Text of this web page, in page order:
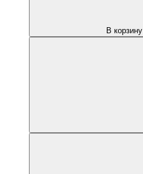
В корзину